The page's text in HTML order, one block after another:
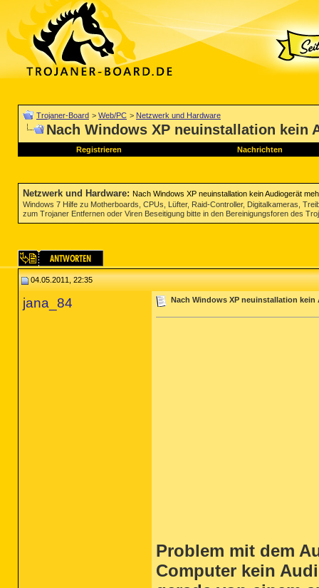
Trojaner-Board > Web/PC > Netzwerk und Hardware
Nach Windows XP neuinstallation kein
Registrieren Nachrichten
Netzwerk und Hardware: Nach Windows XP neuinstallation kein Audiogerät
Windows 7 Hilfe zu Motherboards, CPUs, Lüfter, Raid-Controller, Digitalkameras,
zum Trojaner Entfernen oder Viren Beseitigung bitte in den Bereinigungsforen des
04.05.2011, 22:35
jana_84 Nach Windows XP neuinstallation kein
Problem mit dem
Computer kein